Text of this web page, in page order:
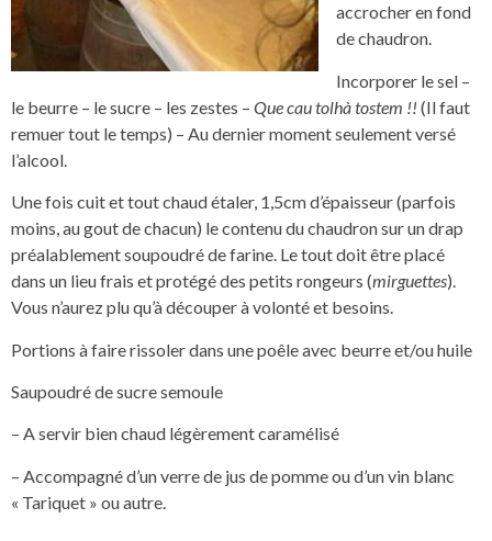
accrocher en fond
de chaudron.
Incorporer le sel –
le beurre – le sucre – les zestes – Que cau tolhà tostem !! (Il faut
remuer tout le temps) – Au dernier moment seulement versé
l’alcool.
Une fois cuit et tout chaud étaler, 1,5cm d’épaisseur (parfois
moins, au gout de chacun) le contenu du chaudron sur un drap
préalablement soupoudré de farine. Le tout doit être placé
dans un lieu frais et protégé des petits rongeurs (mirguettes).
Vous n’aurez plu qu’à découper à volonté et besoins.
Portions à faire rissoler dans une poêle avec beurre et/ou huile
Saupoudré de sucre semoule
– A servir bien chaud légèrement caramélisé
– Accompagné d’un verre de jus de pomme ou d’un vin blanc
« Tariquet » ou autre.